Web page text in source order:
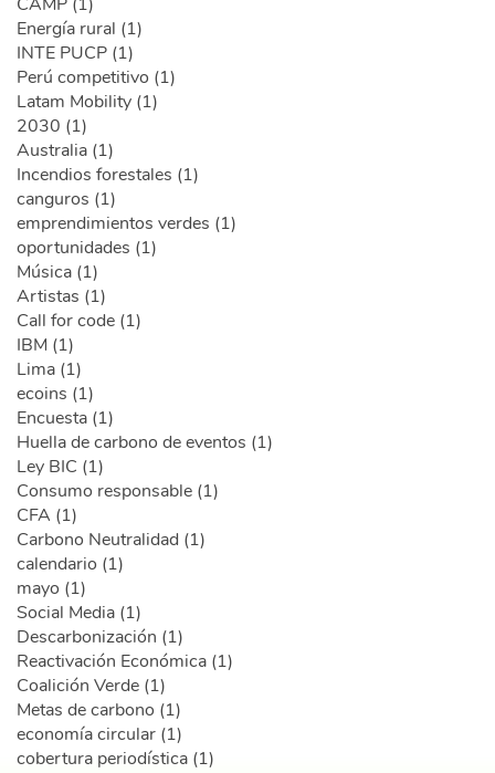
Energía rural (1)
INTE PUCP (1)
Perú competitivo (1)
Latam Mobility (1)
2030 (1)
Australia (1)
Incendios forestales (1)
canguros (1)
emprendimientos verdes (1)
oportunidades (1)
Música (1)
Artistas (1)
Call for code (1)
IBM (1)
Lima (1)
ecoins (1)
Encuesta (1)
Huella de carbono de eventos (1)
Ley BIC (1)
Consumo responsable (1)
CFA (1)
Carbono Neutralidad (1)
calendario (1)
mayo (1)
Social Media (1)
Descarbonización (1)
Reactivación Económica (1)
Coalición Verde (1)
Metas de carbono (1)
economía circular (1)
cobertura periodística (1)